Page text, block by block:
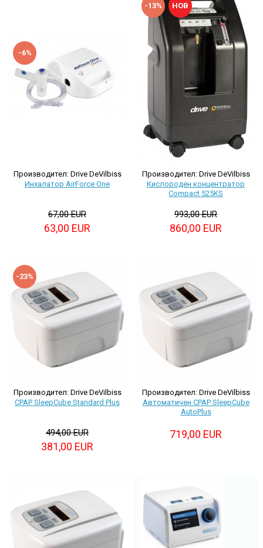
-6%
Производител: Drive DeVilbiss
Инхалатор AirForce One
67,00 EUR
63,00 EUR
-13% НОВ
Производител: Drive DeVilbiss
Кислороден концентратор
Compact 525KS
993,00 EUR
860,00 EUR
-23%
Производител: Drive DeVilbiss
CPAP SleepCube Standard Plus
494,00 EUR
381,00 EUR
Производител: Drive DeVilbiss
Автоматичен CPAP SleepCube
AutoPlus
719,00 EUR